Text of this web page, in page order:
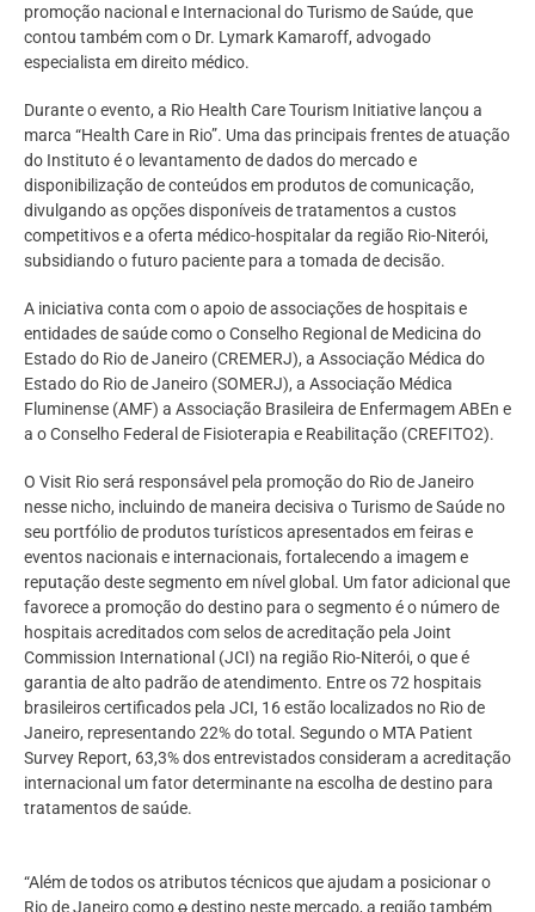
promoção nacional e Internacional do Turismo de Saúde, que
contou também com o Dr. Lymark Kamaroff, advogado
especialista em direito médico.
Durante o evento, a Rio Health Care Tourism Initiative lançou a
marca “Health Care in Rio”. Uma das principais frentes de atuação
do Instituto é o levantamento de dados do mercado e
disponibilização de conteúdos em produtos de comunicação,
divulgando as opções disponíveis de tratamentos a custos
competitivos e a oferta médico-hospitalar da região Rio-Niterói,
subsidiando o futuro paciente para a tomada de decisão.
A iniciativa conta com o apoio de associações de hospitais e
entidades de saúde como o Conselho Regional de Medicina do
Estado do Rio de Janeiro (CREMERJ), a Associação Médica do
Estado do Rio de Janeiro (SOMERJ), a Associação Médica
Fluminense (AMF) a Associação Brasileira de Enfermagem ABEn e
a o Conselho Federal de Fisioterapia e Reabilitação (CREFITO2).
O Visit Rio será responsável pela promoção do Rio de Janeiro
nesse nicho, incluindo de maneira decisiva o Turismo de Saúde no
seu portfólio de produtos turísticos apresentados em feiras e
eventos nacionais e internacionais, fortalecendo a imagem e
reputação deste segmento em nível global. Um fator adicional que
favorece a promoção do destino para o segmento é o número de
hospitais acreditados com selos de acreditação pela Joint
Commission International (JCI) na região Rio-Niterói, o que é
garantia de alto padrão de atendimento. Entre os 72 hospitais
brasileiros certificados pela JCI, 16 estão localizados no Rio de
Janeiro, representando 22% do total. Segundo o MTA Patient
Survey Report, 63,3% dos entrevistados consideram a acreditação
internacional um fator determinante na escolha de destino para
tratamentos de saúde.
“Além de todos os atributos técnicos que ajudam a posicionar o
Rio de Janeiro comoodestino neste mercado, a região também